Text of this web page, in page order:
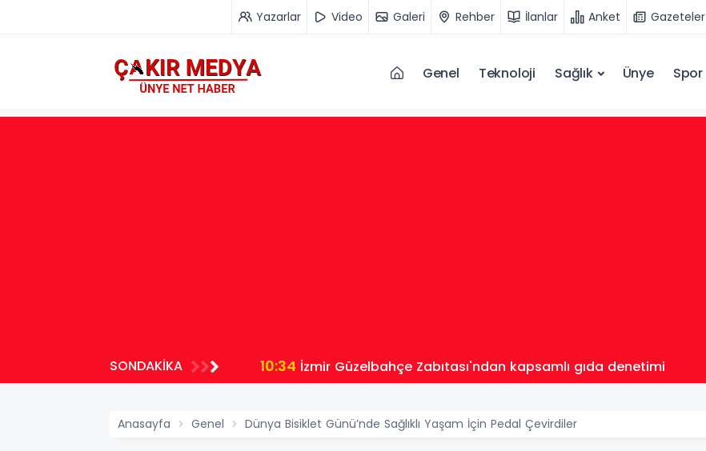
Yazarlar Video Galeri Rehber İlanlar Anket Gazeteler
Genel Teknoloji Sağlık Ünye Spor
SONDAKİKA 10:34 İzmir Güzelbahçe Zabıtası'ndan kapsamlı gıda denetimi
Anasayfa Genel Dünya Bisiklet Günü’nde Sağlıklı Yaşam İçin Pedal Çevirdiler